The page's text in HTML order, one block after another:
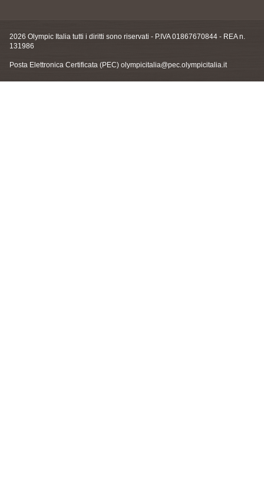
2026 Olympic Italia tutti i diritti sono riservati - P.IVA 01867670844 - REA n.
131986
Posta Elettronica Certificata (PEC)olympicitalia@pec.olympicitalia.it